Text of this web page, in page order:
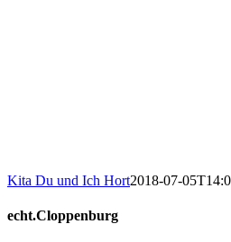
Kita Du und Ich Hort2018-07-
echt.Cloppenburg